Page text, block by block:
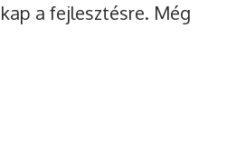
a fejlesztésre. Még